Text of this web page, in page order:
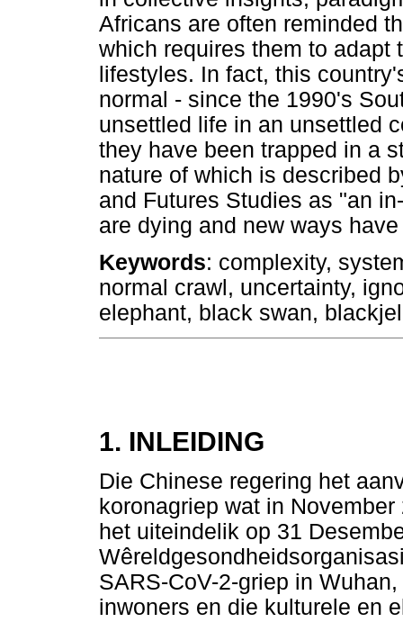
Africans are often reminded
which requires them to adapt
lifestyles. In fact, this
normal - since the 1990's
unsettled life in an unsettled
they have been trapped in a
nature of which is described
and Futures Studies as "an
are dying and new ways
Keywords: complexity,
normal crawl, uncertainty,
elephant, black swan,
1. INLEIDING
Die Chinese regering het
koronagriep wat in
het uiteindelik op 31
SARS-CoV-2-griep in
inwoners en die kulturele en